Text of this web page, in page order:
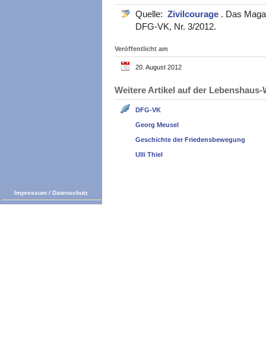
Quelle: Zivilcourage . Das
DFG-VK, Nr. 3/2012.
Veröffentlicht am
20. August 2012
Weitere Artikel auf der
DFG-VK
Georg Meusel
Geschichte der Friedensbewegung
Ulli Thiel
Impressum / Datenschutz